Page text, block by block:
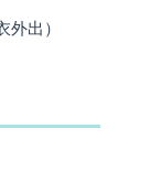
出）